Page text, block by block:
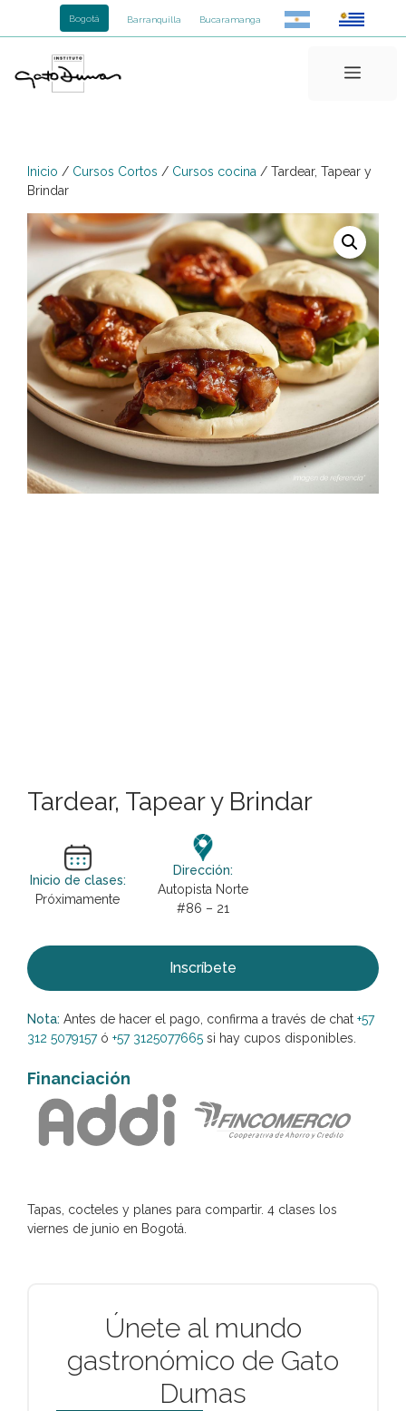
Bogotá Barranquilla Bucaramanga
Menú
Inicio / Cursos Cortos / Cursos cocina / Tardear, Tapear y
Brindar
Tardear, Tapear y Brindar
Inicio de clases:
Próximamente
Dirección:
Autopista Norte
#86 – 21
Inscríbete
Nota: Antes de hacer el pago, confirma a través de chat +57
312 5079157ó +57 3125077665 si hay cupos disponibles.
Financiación
Tapas, cocteles y planes para compartir. 4 clases los
viernes de junio en Bogotá.
Únete al mundo
gastronómico de Gato
Dumas